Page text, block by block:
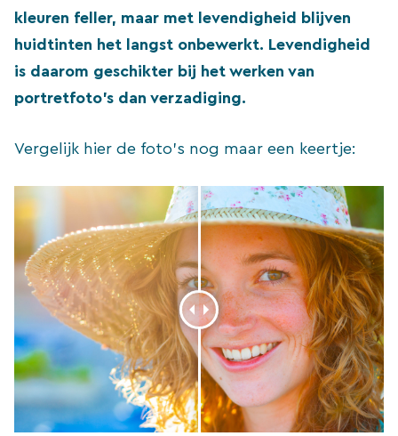
kleuren feller, maar met levendigheid blijven
huidtinten het langst onbewerkt. Levendigheid
is daarom geschikter bij het werken van
portretfoto’s dan verzadiging.
Vergelijk hier de foto’s nog maar een keertje: